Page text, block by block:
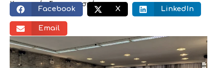
Κοινωνικός διαμοιρασμός:
Facebook X LinkedIn
Email